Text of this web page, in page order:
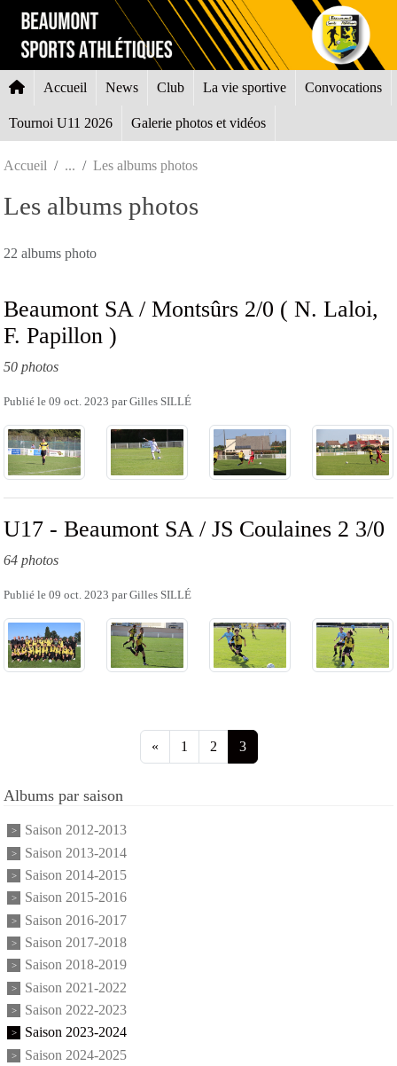
Accueil News Club La vie sportive Convocations
Tournoi U11 2026 Galerie photos et vidéos
Accueil Les albums photos
Les albums photos
22 albums photo
Beaumont SA / Montsûrs 2/0 ( N. Laloi,
F. Papillon )
50 photos
Publié le 09 oct. 2023 parGilles SILLÉ
U17 - Beaumont SA / JS Coulaines 2 3/0
64 photos
Publié le 09 oct. 2023 parGilles SILLÉ
« 1 2 3
Albums par saison
Saison 2012-2013
Saison 2013-2014
Saison 2014-2015
Saison 2015-2016
Saison 2016-2017
Saison 2017-2018
Saison 2018-2019
Saison 2021-2022
Saison 2022-2023
Saison 2023-2024
Saison 2024-2025
Panneau de gestion des cookies